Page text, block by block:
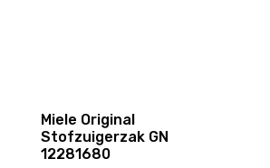
Miele Original
Stofzuigerzak GN
12281680